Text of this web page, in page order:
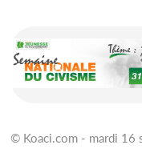
© Koaci.com - mardi 16